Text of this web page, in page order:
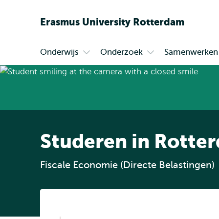
Erasmus University Rotterdam
Primair
Onderwijs
submenu
Onderzoek
submenu
Samenwerken
Studeren in
Fiscale Economie (Directe Belastingen)